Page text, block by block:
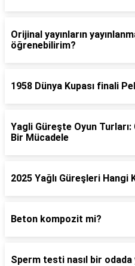
Orijinal yayınların
öğrenebilirim?
1958 Dünya Kupası finali
Yagli Güreşte Oyun
Bir Mücadele
2025 Yağlı Güreşleri Hangi
Beton kompozit mi?
Sperm testi nasıl bir odada